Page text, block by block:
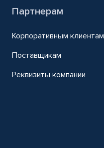
Партнерам
Корпоративным клиентам
Поставщикам
Реквизиты компании